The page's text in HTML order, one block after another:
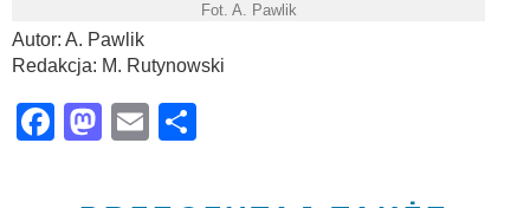
Fot. A. Pawlik
Autor: A. Pawlik
Redakcja: M. Rutynowski
Facebook
Mastodon
Email